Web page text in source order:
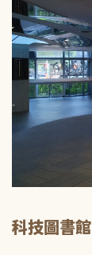
科技圖書館